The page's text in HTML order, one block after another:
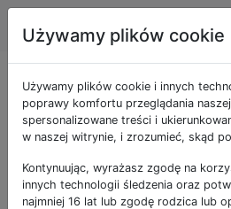
Apple Tagi
Dlaczego
komputera
niebieski
Używamy plików cookie
Używamy plików cookie i innych
poprawy komfortu przeglądania
spersonalizowane treści i
w naszej witrynie, i zrozumieć, skąd
Kontynuując, wyrażasz zgodę na
innych technologii śledzenia oraz
najmniej 16 lat lub zgodę rodzica lub